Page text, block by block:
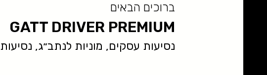
ברוכים הבאים
GATT DRIVER PREMIUM
נסיעות עסקים, מוניות לנתב״ג, נסיעות V.I.P